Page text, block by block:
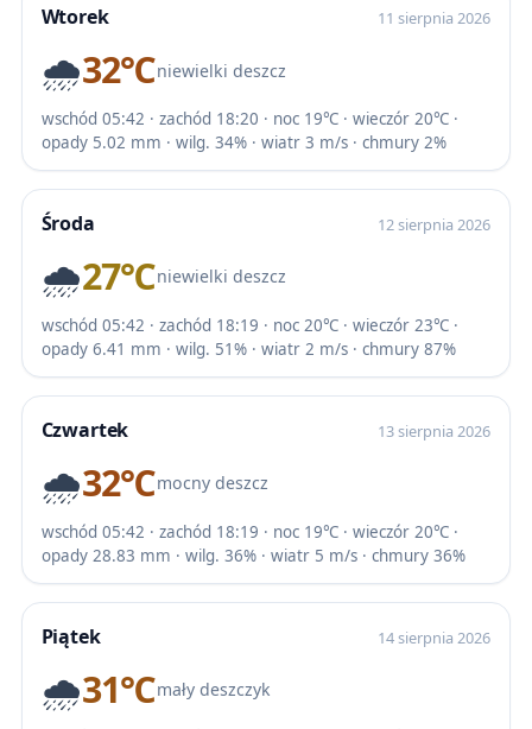
Wtorek 11 sierpnia 2026
🌧️32℃niewielki deszcz
wschód 05:42 · zachód 18:20 · noc 19℃ · wieczór 20℃ ·
opady 5.02 mm · wilg. 34% · wiatr 3 m/s · chmury 2%
Środa 12 sierpnia 2026
🌧️27℃niewielki deszcz
wschód 05:42 · zachód 18:19 · noc 20℃ · wieczór 23℃ ·
opady 6.41 mm · wilg. 51% · wiatr 2 m/s · chmury 87%
Czwartek 13 sierpnia 2026
🌧️32℃mocny deszcz
wschód 05:42 · zachód 18:19 · noc 19℃ · wieczór 20℃ ·
opady 28.83 mm · wilg. 36% · wiatr 5 m/s · chmury 36%
Piątek 14 sierpnia 2026
🌧️31℃mały deszczyk